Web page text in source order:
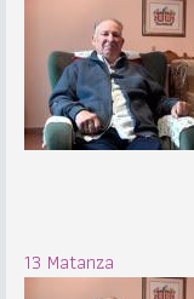
13 Matanza